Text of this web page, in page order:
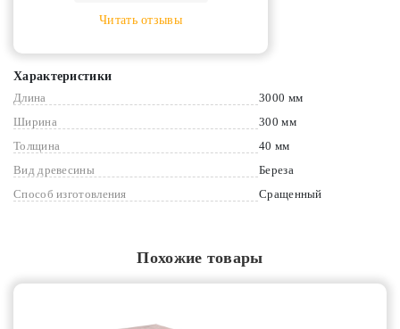
Читать отзывы
Характеристики
Длина
3000 мм
Ширина
300 мм
Толщина
40 мм
Вид древесины
Береза
Способ изготовления
Сращенный
Похожие товары